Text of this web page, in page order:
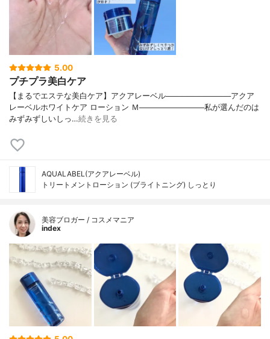
5.00
プチプラ美白ケア
【まるでエステな美白ケア】アクアレーベル────────────アクア
レーベルホワイトケア ローション Ｍ────────────私が選んだのは
みずみずしいしっ…続きを見る
AQUALABEL(アクアレーベル)
トリートメントローション (ブライトニング) しっとり
美容ブロガー / コスメマニア
index